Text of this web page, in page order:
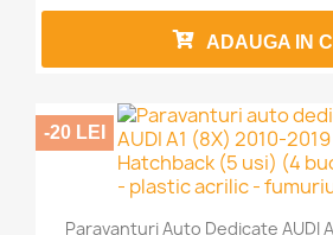
ADAUGA IN
Paravanturi Auto Dedicate AUDI
-20 LEI